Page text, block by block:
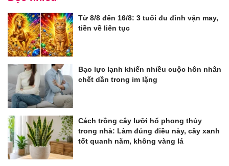
Từ 8/8 đến 16/8: 3 tuổi đu đỉnh vận may,
tiền về liên tục
Bạo lực lạnh khiến nhiều cuộc hôn nhân
chết dần trong im lặng
Cách trồng cây lưỡi hổ phong thủy
trong nhà: Làm đúng điều này, cây xanh
tốt quanh năm, không vàng lá